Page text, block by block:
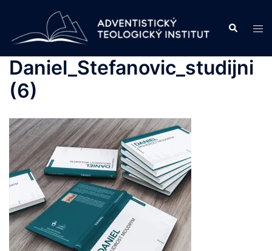
content
Search
Daniel_Stefanovic_studijni
(6)